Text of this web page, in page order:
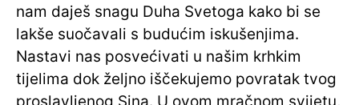
nam daješ snagu Duha Svetoga kako bi se
lakše suočavali s budućim iskušenjima.
Nastavi nas posvećivati u našim krhkim
tijelima dok željno iščekujemo povratak tvog